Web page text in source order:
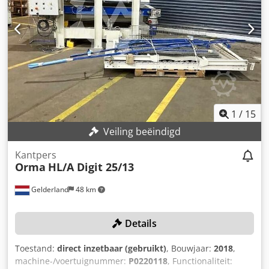
1 / 15
Veiling beëindigd
Gelderland 48 km
Kantpers
Orma HL/A Digit 25/13
Details
Toestand: direct inzetbaar (gebruikt), Bouwjaar: 2018,
machine-/voertuignummer: P0220118, Functionaliteit: